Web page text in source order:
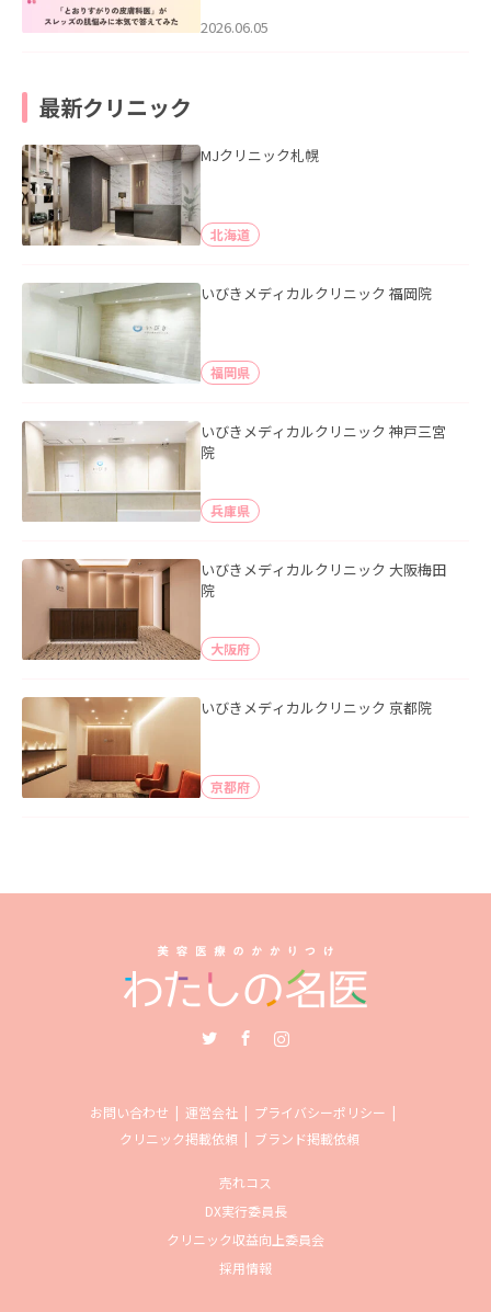
2026.06.05
最新クリニック
MJクリニック札幌
北海道
いびきメディカルクリニック 福岡院
福岡県
いびきメディカルクリニック 神戸三宮
院
兵庫県
いびきメディカルクリニック 大阪梅田
院
大阪府
いびきメディカルクリニック 京都院
京都府
お問い合わせ 運営会社
プライバシーポリシー
クリニック掲載依頼
ブランド掲載依頼
売れコス
DX実行委員長
クリニック収益向上委員会
採用情報